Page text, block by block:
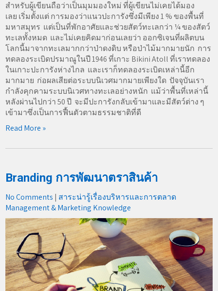
สำหรับผู้เขียนถือว่าเป็นมุมมองใหม่ ที่ผู้เขียนไม่เคยได้มอง
เลย เริ่มตั้งแต่ การมองว่าแนวปะการังซึ่งมีเพียง 1 % ของพื้นที่
มหาสมุทร แต่เป็นที่พักอาศัยและช่วยสัตว์ทะเลกว่า ¼ ของสัตว์
ทะเลทั้งหมด และไม่เคยคิดมาก่อนเลยว่า ออกซิเจนที่ผลิตบน
โลกนี้มาจากทะเลมากกว่าป่าดงดิบ หรือป่าไม้มากมายนัก การ
ทดลองระเบิดปรมาณูในปี 1946 ที่เกาะ Bikini Atoll ที่เราทดลอง
ในเกาะปะการังห่างไกล และเราก็ทดลองระเบิดเหล่านี้อีก
มากมาย ก่อผลเสียต่อระบบนิเวศมากมายเพียงใด ปัจจุบันเรา
กำลังคุกคามระบบนิเวศทางทะเลอย่างหนัก แม้ว่าพื้นที่เหล่านี้
หลังผ่านไปกว่า 50 ปี จะมีปะการังกลับเข้ามาและมีสัตว์ต่าง ๆ
เข้ามาซึ่งเป็นการฟื้นตัวตามธรรมชาติที่ดี
Read More »
Branding การพัฒนาตราสินค้า
No Comments | สาระน่ารู้เรื่องบริหารและการตลาด
Management & Marketing Knowledge